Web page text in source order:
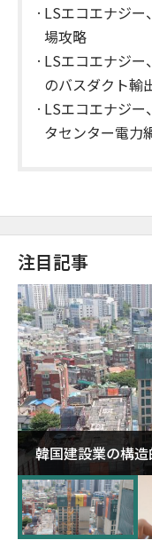
LSエコエナジ
場攻略
LSエコエナジ
のバスダクト輸
LSエコエナジ
タセンター電力
注目記事
韓国建設業の構
超が「ゾンビ企